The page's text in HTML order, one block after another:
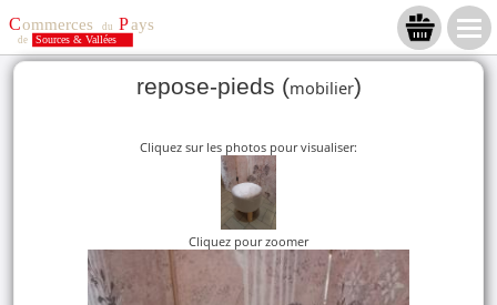
repose-pieds (mobilier)
Cliquez sur les photos pour visualiser:
Cliquez pour zoomer